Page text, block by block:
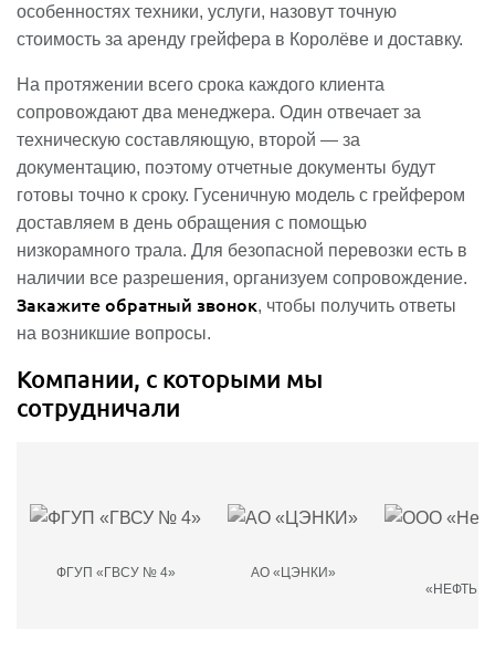
особенностях техники, услуги, назовут точную
стоимость за аренду грейфера в Королёве и доставку.
На протяжении всего срока каждого клиента
сопровождают два менеджера. Один отвечает за
техническую составляющую, второй — за
документацию, поэтому отчетные документы будут
готовы точно к сроку. Гусеничную модель с грейфером
доставляем в день обращения с помощью
низкорамного трала. Для безопасной перевозки есть в
наличии все разрешения, организуем сопровождение.
Закажите обратный звонок, чтобы получить ответы
на возникшие вопросы.
Компании, с которыми мы
сотрудничали
ФГУП «ГВСУ № 4» АО «ЦЭНКИ»